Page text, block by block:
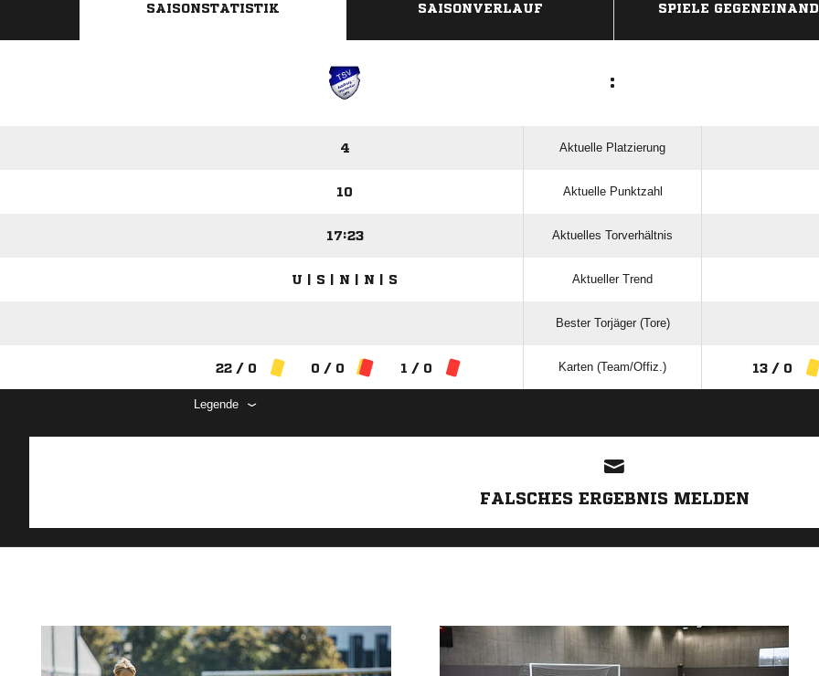
SAISONSTATISTIK SAISONVERLAUF SPIELE
:
4 Aktuelle Platzierung
10 Aktuelle Punktzahl
17:23 Aktuelles Torverhältnis
U | S | N | N | S Aktueller Trend
Bester Torjäger (Tore)
22 / 0 0 / 0 1 / 0 Karten (Team/Offiz.) 13 / 0
Legende
FALSCHES ERGEBNIS MELDEN